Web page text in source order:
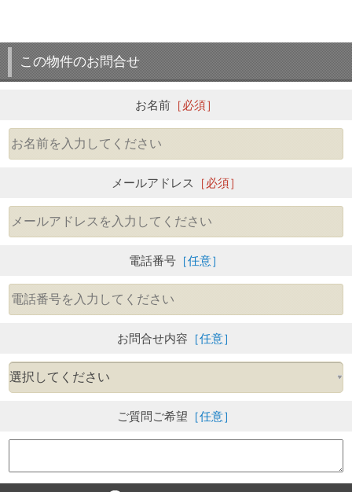
この物件のお問合せ
お名前［必須］
メールアドレス ［必須］
電話番号 ［任意］
お問合せ内容 ［任意］
ご質問ご希望 ［任意］